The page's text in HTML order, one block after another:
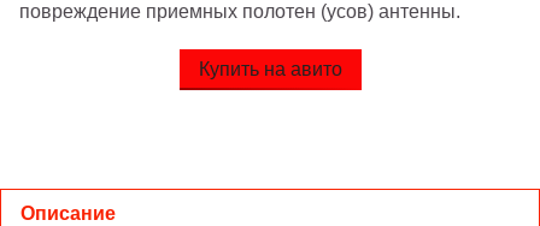
повреждение приемных полотен (усов) антенны.
Купить на авито
Описание